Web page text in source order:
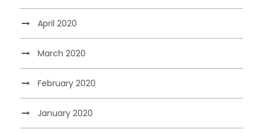
April 2020
March 2020
February 2020
January 2020